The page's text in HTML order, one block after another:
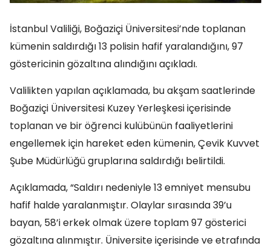
İstanbul Valiliği, Boğaziçi Üniversitesi’nde toplanan
kümenin saldırdığı 13 polisin hafif yaralandığını, 97
göstericinin gözaltına alındığını açıkladı.
Valilikten yapılan açıklamada, bu akşam saatlerinde
Boğaziçi Üniversitesi Kuzey Yerleşkesi içerisinde
toplanan ve bir öğrenci kulübünün faaliyetlerini
engellemek için hareket eden kümenin, Çevik Kuvvet
Şube Müdürlüğü gruplarına saldırdığı belirtildi.
Açıklamada, “Saldırı nedeniyle 13 emniyet mensubu
hafif halde yaralanmıştır. Olaylar sırasında 39’u
bayan, 58’i erkek olmak üzere toplam 97 gösterici
gözaltına alınmıştır. Üniversite içerisinde ve etrafında